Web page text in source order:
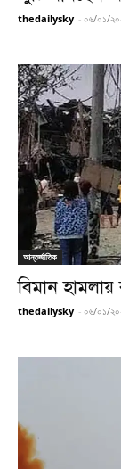
thedailysky - ০৬/০১/
আন্তর্জাতিক
বিমান
thedailysky - ০৬/০১/